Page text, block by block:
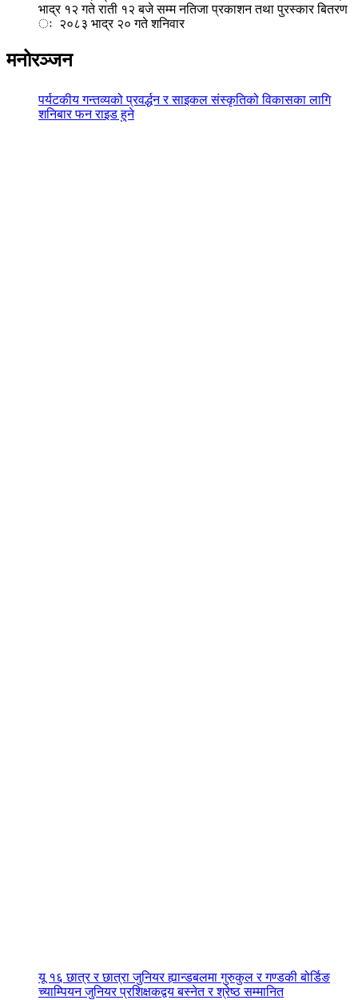
भाद्र १२ गते राती १२ बजे सम्म नतिजा प्रकाशन तथा पुरस्कार बितरण
ः २०८३ भाद्र २० गते शनिवार
मनोरञ्जन
पर्यटकीय गन्तव्यको प्रवर्द्धन र साइकल संस्कृतिको विकासका लागि
शनिबार फन राइड हुने
यू १६ छात्र र छात्रा जुनियर ह्यान्डबलमा गुरुकुल र गण्डकी बोर्डिङ
च्याम्पियन जुनियर प्रशिक्षकद्वय बस्नेत र श्रेष्ठ सम्मानित